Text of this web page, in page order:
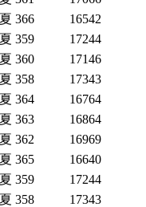
366
16542
359
17244
360
17146
358
17343
364
16764
363
16864
362
16969
365
16640
359
17244
358
17343